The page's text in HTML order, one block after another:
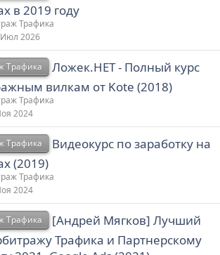
в 2019 году
Трафика
2026
Трафика
Ложек.НЕТ - Полный курс
вилкам от Kote (2018)
Трафика
2024
Трафика
Видеокурс по заработку на
(2019)
Трафика
2024
Трафика
[Андрей Мягков] Лучший
Трафика и Партнерскому